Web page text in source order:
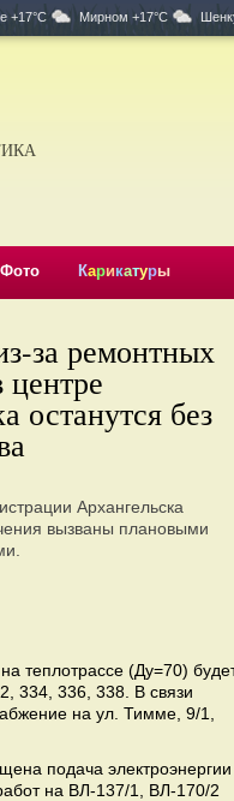
+17°C Мирном +17°C
Фото Карикатуры
за ремонтных
центре
останутся без
Архангельска
вызваны плановыми
теплотрассе (Ду=70)
334, 336, 338. В связи
на ул. Тимме, 9/1,
подача электроэнергии
на ВЛ-137/1, ВЛ-170/2